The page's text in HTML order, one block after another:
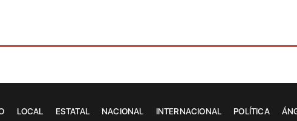
LOCAL ESTATAL NACIONAL INTERNACIONAL POLÍTICA